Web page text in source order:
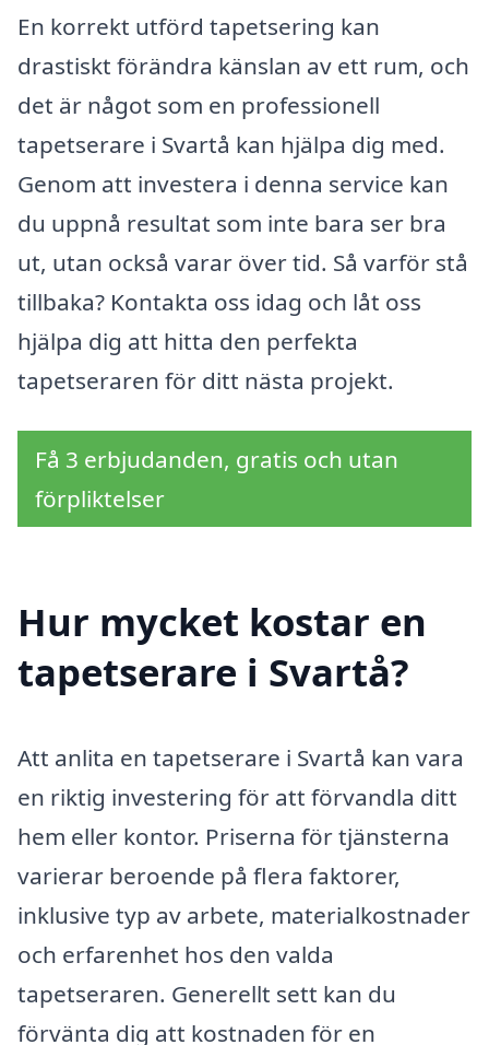
En korrekt utförd tapetsering kan
drastiskt förändra känslan av ett rum, och
det är något som en professionell
tapetserare i Svartå kan hjälpa dig med.
Genom att investera i denna service kan
du uppnå resultat som inte bara ser bra
ut, utan också varar över tid. Så varför stå
tillbaka? Kontakta oss idag och låt oss
hjälpa dig att hitta den perfekta
tapetseraren för ditt nästa projekt.
Få 3 erbjudanden, gratis och utan
förpliktelser
Hur mycket kostar en
tapetserare i Svartå?
Att anlita en tapetserare i Svartå kan vara
en riktig investering för att förvandla ditt
hem eller kontor. Priserna för tjänsterna
varierar beroende på flera faktorer,
inklusive typ av arbete, materialkostnader
och erfarenhet hos den valda
tapetseraren. Generellt sett kan du
förvänta dig att kostnaden för en